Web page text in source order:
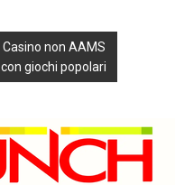
Casino non AAMS
con giochi popolari